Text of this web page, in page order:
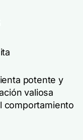
potente y
valiosa
comportamiento